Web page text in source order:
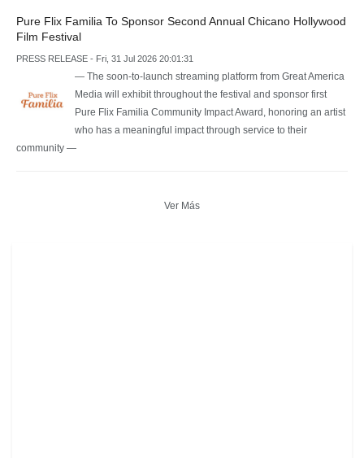
Pure Flix Familia To Sponsor Second Annual Chicano Hollywood
Film Festival
PRESS RELEASE - Fri, 31 Jul 2026 20:01:31
— The soon-to-launch streaming platform from Great America
Media will exhibit throughout the festival and sponsor first
Pure Flix Familia Community Impact Award, honoring an artist
who has a meaningful impact through service to their
community —
Ver Más